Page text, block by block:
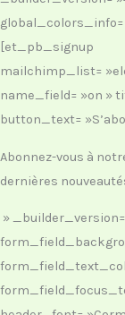
[et_pb_signup
mailchimp_list=
name_field= »on »
button_text=
Abonnez-vous à
dernières
» _builder_version=